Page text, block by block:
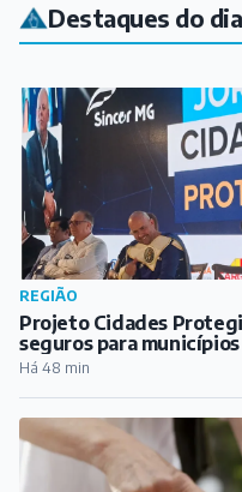
Destaques do dia
REGIÃO
Projeto Cidades
seguros para municípios
Há 48 min